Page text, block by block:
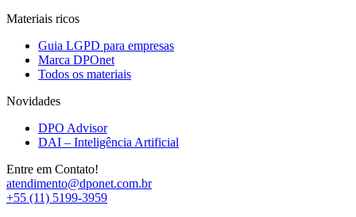
Materiais ricos
Guia LGPD para empresas
Marca DPOnet
Todos os materiais
Novidades
DPO Advisor
DAI – Inteligência Artificial
Entre em Contato!
atendimento@dponet.com.br
+55 (11) 5199-3959